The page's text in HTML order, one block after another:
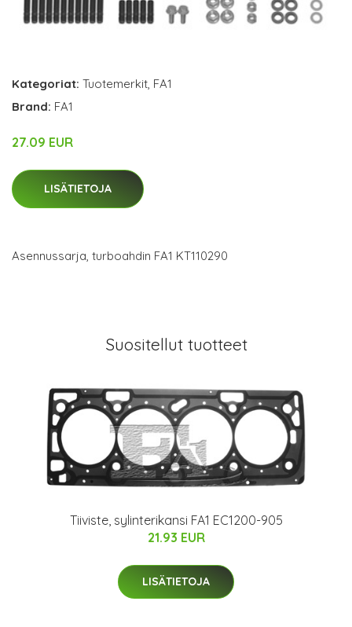
Kategoriat: Tuotemerkit, FA1
Brand: FA1
27.09 EUR
LISÄTIETOJA
Asennussarja, turboahdin FA1 KT110290
Suositellut tuotteet
Tiiviste, sylinterikansi FA1 EC1200-905
21.93 EUR
LISÄTIETOJA